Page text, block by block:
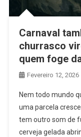
Carnaval
churrasco
quem foge
Fevereiro 12, 2026
Nem todo mundo
uma parcela
tem outro som de
cerveja gelada